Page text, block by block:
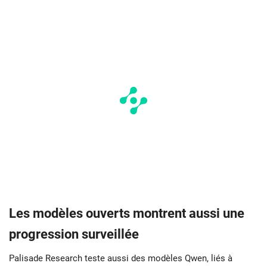
Les modèles ouverts montrent aussi une
progression surveillée
Palisade Research teste aussi des modèles Qwen, liés à